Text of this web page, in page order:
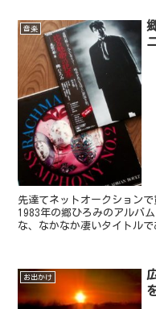
音楽
先達てネットオークションで
1983年の郷ひろみのアルバ
な、なかなか凄いタイトル
お出かけ